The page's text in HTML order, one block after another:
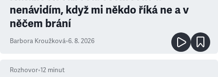
nenávidím, když mi někdo říká ne a v
něčem brání
Barbora Kroužková•6. 8. 2026
Rozhovor•12 minut